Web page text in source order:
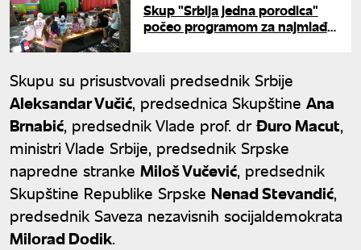
Skup "Srbija jedna porodica"
počeo programom za najmlađe:
Skupu su prisustvovali predsednik Srbije
Aleksandar Vučić, predsednica Skupštine Ana
Brnabić, predsednik Vlade prof. drĐuro Macut,
ministri Vlade Srbije, predsednik Srpske
napredne stranke Miloš Vučević, predsednik
Skupštine Republike Srpske Nenad Stevandić,
predsednik Saveza nezavisnih socijaldemokrata
Milorad Dodik.